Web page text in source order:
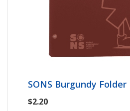
SONS Burgundy Folder
$2.20